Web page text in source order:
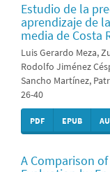
Estudio de la
aprendizaje de
media de Costa
Luis Gerardo Meza,
Rodolfo Jiménez
Sancho Martínez,
26-40
PDF EPUB
A Comparison